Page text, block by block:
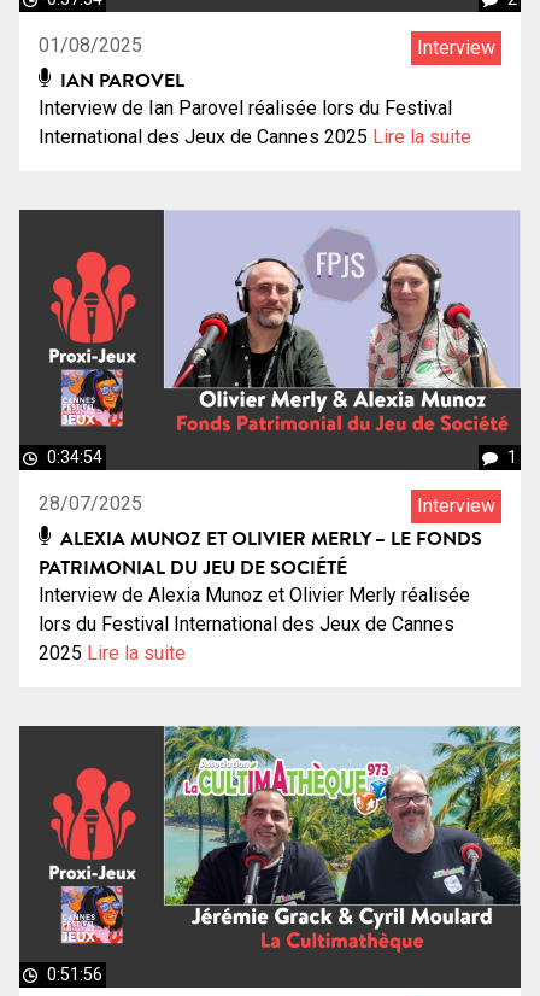
01/08/2025 Interview
IAN PAROVEL
Interview de Ian Parovel réalisée lors du Festival
International des Jeux de Cannes 2025 Lire la suite
0:34:54 1
28/07/2025 Interview
ALEXIA MUNOZ ET OLIVIER MERLY – LE FONDS
PATRIMONIAL DU JEU DE SOCIÉTÉ
Interview de Alexia Munoz et Olivier Merly réalisée
lors du Festival International des Jeux de Cannes
2025 Lire la suite
0:51:56